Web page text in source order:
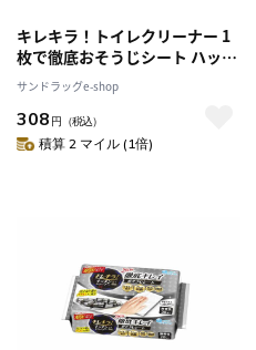
キレキラ！トイレクリーナー 1
枚で徹底おそうじシート ハッピ
ーローズ本体10枚
サンドラッグe-shop
308 円 （税込）
積算 2 マイル (1倍)